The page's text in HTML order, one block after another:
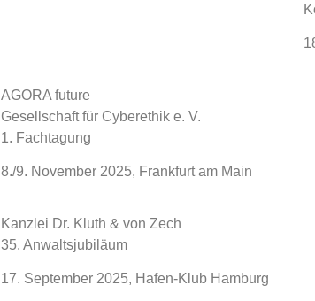
AGORA future
Gesellschaft für Cyberethik e. V.
1. Fachtagung
8./9. November 2025, Frankfurt am Main
Kanzlei Dr. Kluth & von Zech
35. Anwaltsjubiläum
17. September 2025, Hafen-Klub Hamburg